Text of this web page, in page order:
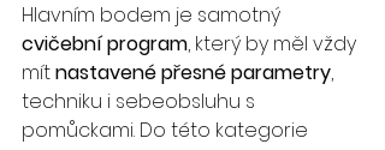
Hlavním bodem je samotný
cvičební program, který by měl vždy
mít nastavené přesné parametry,
techniku i sebeobsluhu s
pomůckami. Do této kategorie